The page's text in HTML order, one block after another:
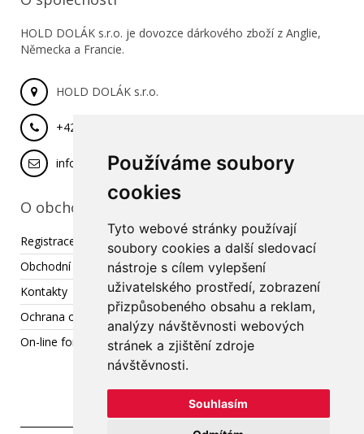
Používáme soubory
cookies
Tyto webové stránky používají
soubory cookies a další sledovací
nástroje s cílem vylepšení
uživatelského prostředí, zobrazení
přizpůsobeného obsahu a reklam,
analýzy návštěvnosti webových
stránek a zjištění zdroje
návštěvnosti.
Souhlasím
HOLD DOLÁK s.r.o. je dovozce dárkového zboží z Anglie,
Německa a Francie.
HOLD DOLÁK s.r.o.
+420 777 029 462
info@hold-dolak.cz
O obchodu
Registrace
Obchodní podmínky
Kontakty
Ochrana osobních údajů
On-line formulář pro reklamaci / odstoupení od smlouvy